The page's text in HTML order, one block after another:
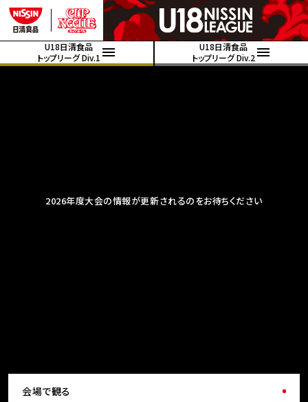
U18日清食品
トップリーグ Div.1
U18日清食品
トップリーグ Div.2
2026年度大会の情報が更新されるのをお待ちください
会場で観る